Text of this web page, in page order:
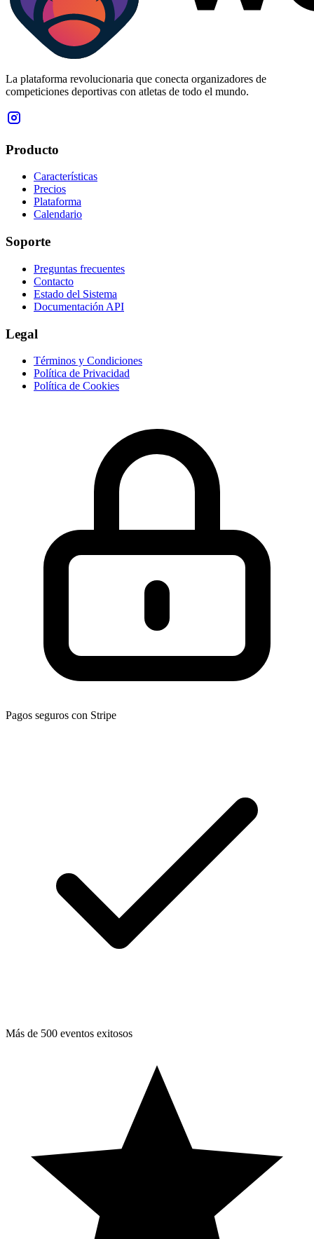
La plataforma revolucionaria que conecta organizadores de
competiciones deportivas con atletas de todo el mundo.
Producto
Características
Precios
Plataforma
Calendario
Soporte
Preguntas frecuentes
Contacto
Estado del Sistema
Documentación API
Legal
Términos y Condiciones
Política de Privacidad
Política de Cookies
Pagos seguros con Stripe
Más de 500 eventos exitosos